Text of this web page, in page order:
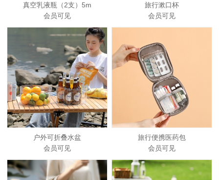
真空乳液瓶（2支）5m
会员可见
旅行漱口杯
会员可见
户外可折叠水盆
会员可见
旅行便携医药包
会员可见